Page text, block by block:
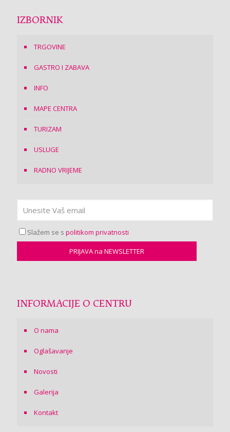
IZBORNIK
TRGOVINE
GASTRO I ZABAVA
INFO
MAPE CENTRA
TURIZAM
USLUGE
RADNO VRIJEME
Slažem se s politikom privatnosti
INFORMACIJE O CENTRU
O nama
Oglašavanje
Novosti
Galerija
Kontakt